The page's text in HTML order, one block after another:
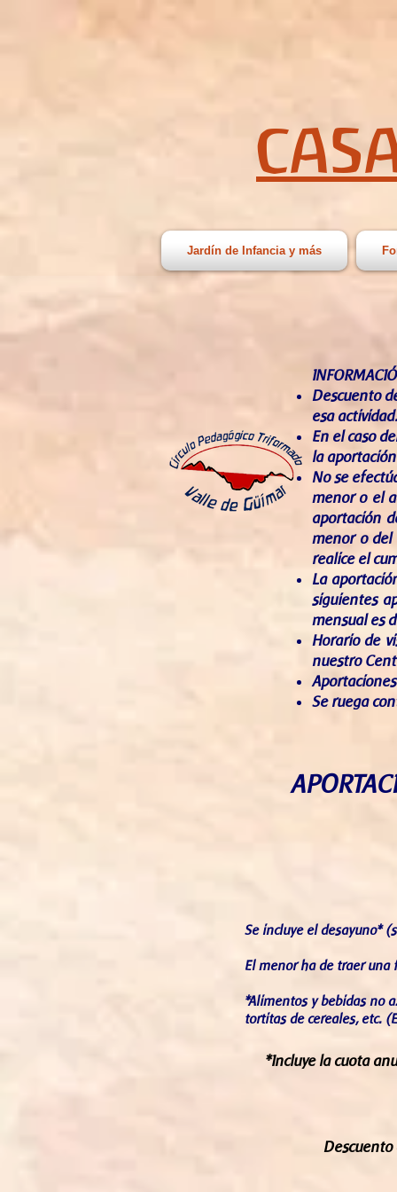
Jardín de Infancia y más
Descuento
esa actividad.
En el caso
la
No se
menor o el
aportación
menor o del
realice el
La
siguientes
mensual es
Horario de
nuestro
Se ruega
Se incluye el desayuno*
El menor ha de traer
*Alimentos y bebidas no
tortitas de cereales, etc.
*Incluye la cuota